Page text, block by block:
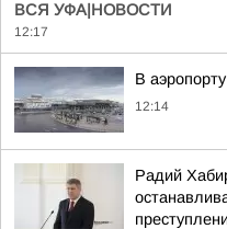
ВСЯ УФА|НОВОСТИ
12:17
В
12:14
Радий